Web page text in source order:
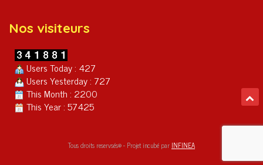
Nos visiteurs
Users Today : 427
Users Yesterday : 727
This Month : 2200
This Year : 57425
Tous droits reservsés® - Projet incubé par INFINEA